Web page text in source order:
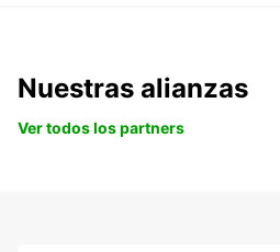
Nuestras alianzas
Ver todos los partners